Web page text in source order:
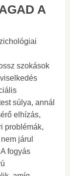
A
szokások
súlya, annál
elhízás,
problémák,
járul
fogyás